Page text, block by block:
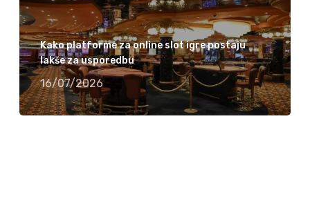
Kako platforme za online slot igre postaju
lakše za usporedbu
16/07/2026